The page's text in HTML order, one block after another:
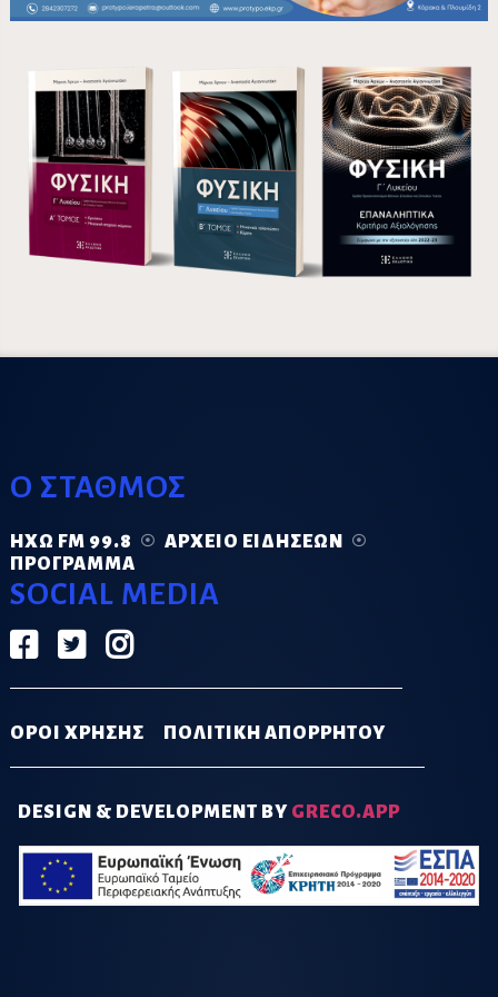
Ο ΣΤΑΘΜΟΣ
ΗΧΏ FM 99.8
ΑΡΧΕΊΟ ΕΙΔΉΣΕΩΝ
ΠΡΌΓΡΑΜΜΑ
SOCIAL MEDIA
ΟΡΟΙ ΧΡΗΣΗΣ ΠΟΛΙΤΙΚΗ ΑΠΟΡΡΗΤΟΥ
DESIGN & DEVELOPMENT BY GRECO.APP